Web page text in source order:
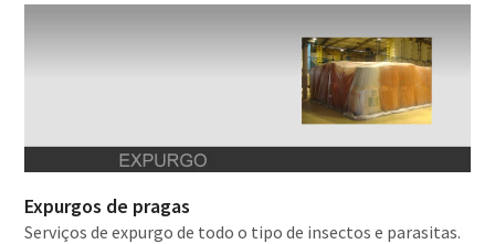
Expurgos de pragas
Serviços de expurgo de todo o tipo de insectos e parasitas.